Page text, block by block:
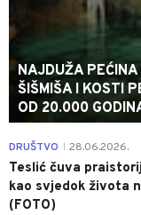
NAJDUŽA
ŠIŠMIŠA I KOSTI
OD 20.000
DRUŠTVO 28.06.2026.
Teslić čuva
kao svjedok života
(FOTO)